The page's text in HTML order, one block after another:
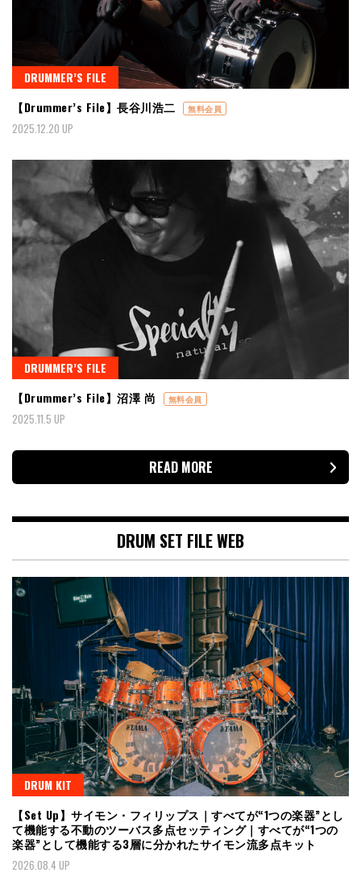
DRUMMER’S FILE
【Drummer’s File】長谷川浩二
無料会員
2025.12.20 UP
DRUMMER’S FILE
【Drummer’s File】沼澤 尚
無料会員
2025.11.5 UP
READ MORE
DRUM SET FILE WEB
DRUM KIT
【Set Up】サイモン・フィリップス｜すべてが“1つの楽器”とし
て機能する不動のツーバス多点セッティング｜すべてが“1つの
楽器”として機能する3層に分かれたサイモン流多点キット
2026.08.4 UP